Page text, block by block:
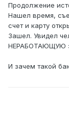
Продолжение
Нашел время,
счет и карту
Зашел. Увидел
НЕРАБОТАЮЩУЮ
И зачем такой